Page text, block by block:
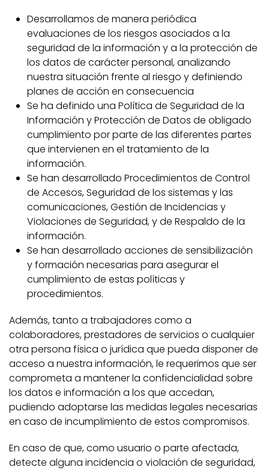
Desarrollamos de manera periódica
evaluaciones de los riesgos asociados a la
seguridad de la información y a la protección de
los datos de carácter personal, analizando
nuestra situación frente al riesgo y definiendo
planes de acción en consecuencia
Se ha definido una Política de Seguridad de la
Información y Protección de Datos de obligado
cumplimiento por parte de las diferentes partes
que intervienen en el tratamiento de la
información.
Se han desarrollado Procedimientos de Control
de Accesos, Seguridad de los sistemas y las
comunicaciones, Gestión de Incidencias y
Violaciones de Seguridad, y de Respaldo de la
información.
Se han desarrollado acciones de sensibilización
y formación necesarias para asegurar el
cumplimiento de estas políticas y
procedimientos.
Además, tanto a trabajadores como a
colaboradores, prestadores de servicios o cualquier
otra persona física o jurídica que pueda disponer de
acceso a nuestra información, le requerimos que ser
comprometa a mantener la confidencialidad sobre
los datos e información a los que accedan,
pudiendo adoptarse las medidas legales necesarias
en caso de incumplimiento de estos compromisos.
En caso de que, como usuario o parte afectada,
detecte alguna incidencia o violación de seguridad,